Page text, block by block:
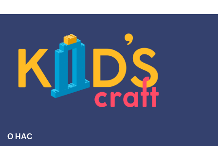
О НАС